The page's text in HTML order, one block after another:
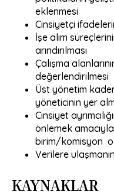
eklenmesi
Cinsiyetçi
İşe alım
arındırılması
Çalışma
değerlendirilmesi
Üst yönetim
yöneticinin yer
Cinsiyet
önlemek
birim/komisyon
Verilere
KAYNAKLAR